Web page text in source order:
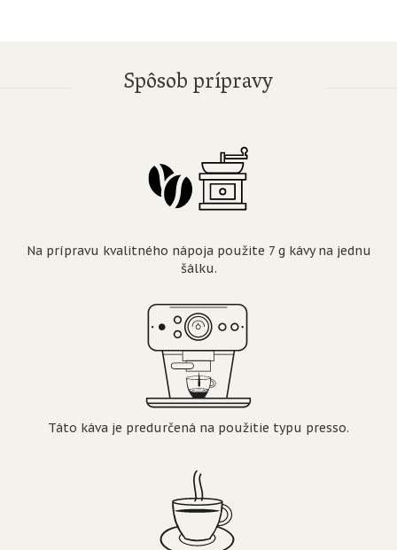
Spôsob prípravy
Na prípravu kvalitného nápoja použite 7 g kávy na jednu
šálku.
Táto káva je predurčená na použitie typu presso.